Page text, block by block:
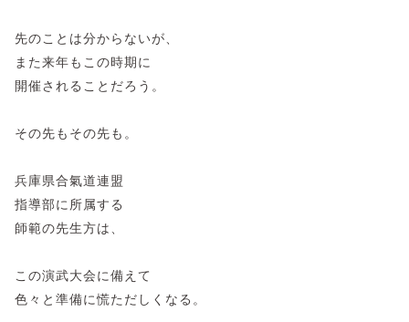
先のことは分からないが、
また来年もこの時期に
開催されることだろう。
その先もその先も。
兵庫県合氣道連盟
指導部に所属する
師範の先生方は、
この演武大会に備えて
色々と準備に慌ただしくなる。